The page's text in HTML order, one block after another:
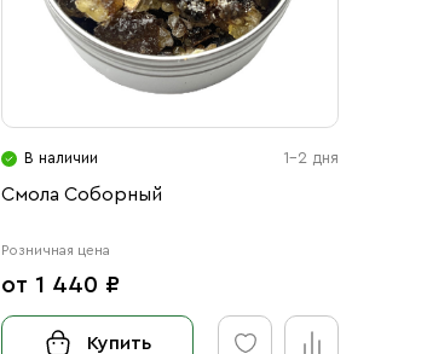
В наличии 1-2 дня
Смола Соборный
Розничная цена
от 1 440 ₽
Купить